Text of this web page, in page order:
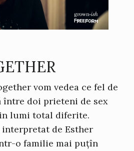
vom vedea ce fel de
între doi prieteni de sex
lumi total diferite.
de Esther
o familie mai puțîn